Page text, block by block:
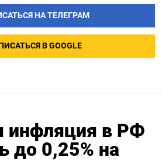
НА ТЕЛЕГРАМ
В GOOGLE
инфляция в РФ
до 0,25% на